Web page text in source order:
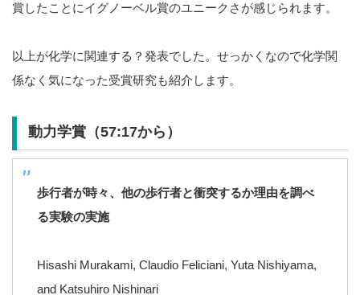
賞したことにイグノーベル賞のユニークさが感じられます。
以上が化学に関連する？発表でした。せっかくなので化学関
係なく気になった受賞研究も紹介します。
動力学賞（57:17から）
歩行者が時々、他の歩行者と衝突するか理由を調べ
る実験の実施
Hisashi Murakami, Claudio Feliciani, Yuta Nishiyama,
and Katsuhiro Nishinari